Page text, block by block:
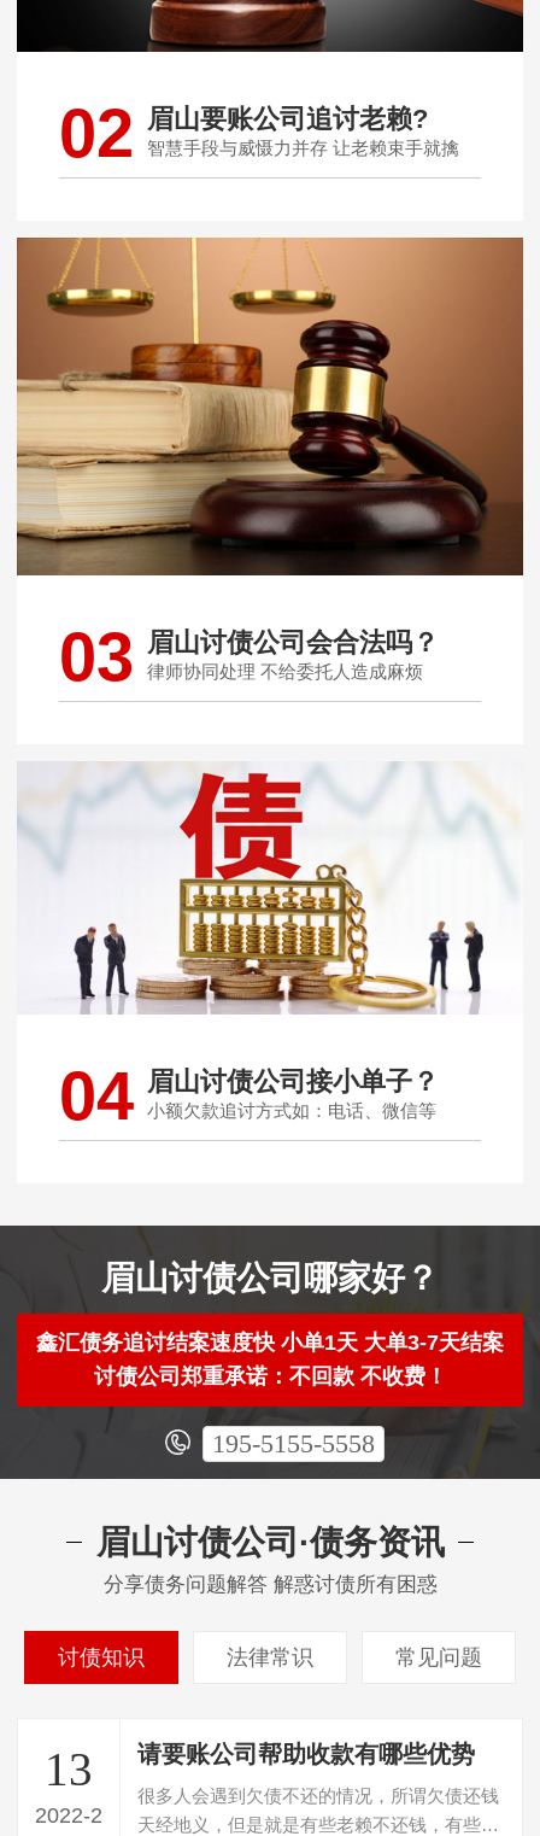
02 眉山要账公司追讨老赖?
智慧手段与威慑力并存 让老赖束手就擒
03 眉山讨债公司会合法吗？
律师协同处理 不给委托人造成麻烦
04 眉山讨债公司接小单子？
小额欠款追讨方式如：电话、微信等
眉山讨债公司哪家好？
鑫汇债务追讨结案速度快 小单1天 大单3-7天结案
讨债公司郑重承诺：不回款 不收费！
195-5155-5558
眉山讨债公司·债务资讯
分享债务问题解答 解惑讨债所有困惑
讨债知识 法律常识 常见问题
13
2022-2
请要账公司帮助收款有哪些优势
很多人会遇到欠债不还的情况，所谓欠债还钱
天经地义，但是就是有些老赖不还钱，有些或